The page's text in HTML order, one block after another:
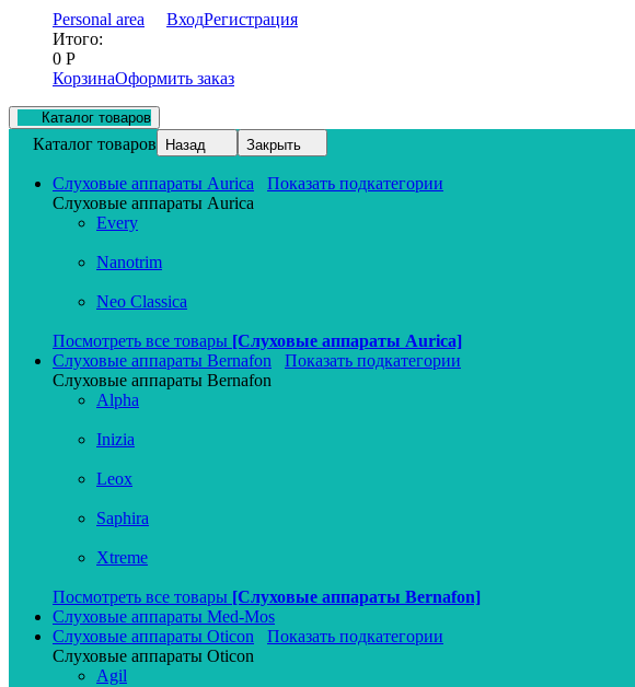
Personal area ВходРегистрация
Итого:
0 Р
КорзинаОформить заказ
Каталог товаров
Каталог товаров Назад Закрыть
Слуховые аппараты Aurica
Показать подкатегории
Слуховые аппараты Aurica
Every
Nanotrim
Neo Classica
Посмотреть все товары [Слуховые аппараты Aurica]
Слуховые аппараты Bernafon
Показать подкатегории
Слуховые аппараты Bernafon
Alpha
Inizia
Leox
Saphira
Xtreme
Посмотреть все товары [Слуховые аппараты Bernafon]
Слуховые аппараты Med-Mos
Слуховые аппараты Oticon
Показать подкатегории
Слуховые аппараты Oticon
Agil